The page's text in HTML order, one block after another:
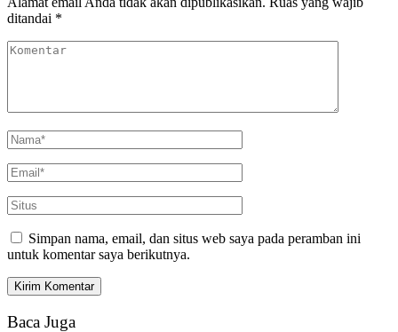
ditandai *
Simpan nama, email, dan situs web saya pada peramban ini
untuk komentar saya berikutnya.
Baca Juga